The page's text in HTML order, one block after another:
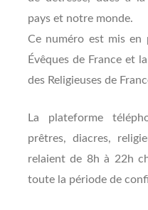
pays et notre monde.
Ce numéro est mis en
Évêques de France et
des Religieuses de
La plateforme
prêtres, diacres,
relaient de 8h à 22h
toute la période de